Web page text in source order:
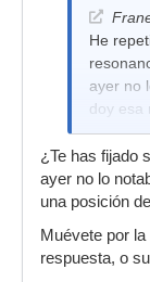
He
ayer no
doy esa
¿Te has fijado
ayer no lo
una posición
Muévete por
respuesta, o